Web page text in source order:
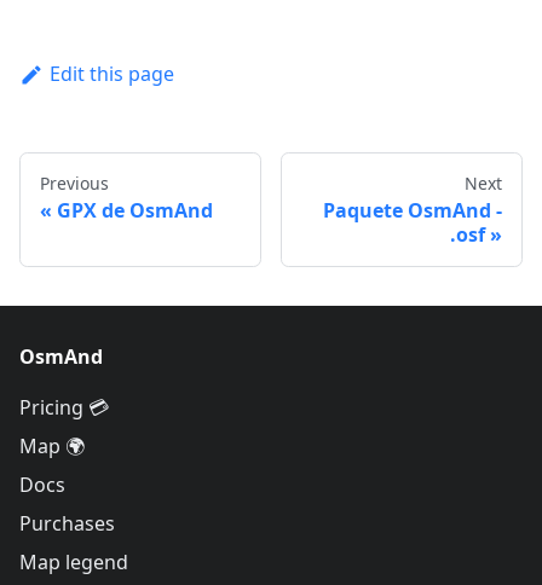
Edit this page
Previous
GPX de OsmAnd
Next
Paquete OsmAnd -
.osf
OsmAnd
Pricing 💳
Map 🌍
Docs
Purchases
Map legend